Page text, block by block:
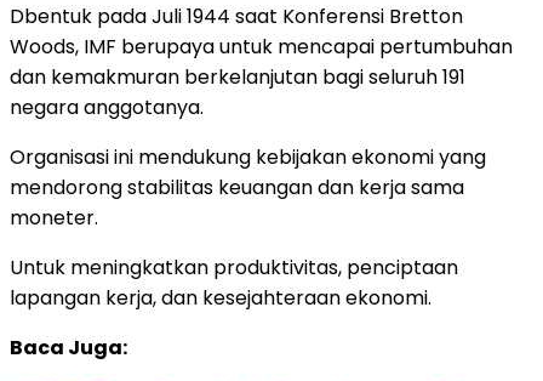
Dbentuk pada Juli 1944 saat Konferensi Bretton
Woods, IMF berupaya untuk mencapai pertumbuhan
dan kemakmuran berkelanjutan bagi seluruh 191
negara anggotanya.
Organisasi ini mendukung kebijakan ekonomi yang
mendorong stabilitas keuangan dan kerja sama
moneter.
Untuk meningkatkan produktivitas, penciptaan
lapangan kerja, dan kesejahteraan ekonomi.
Baca Juga: